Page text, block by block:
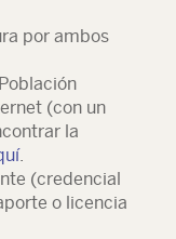
por ambos
(con un
la
.
(credencial
o licencia